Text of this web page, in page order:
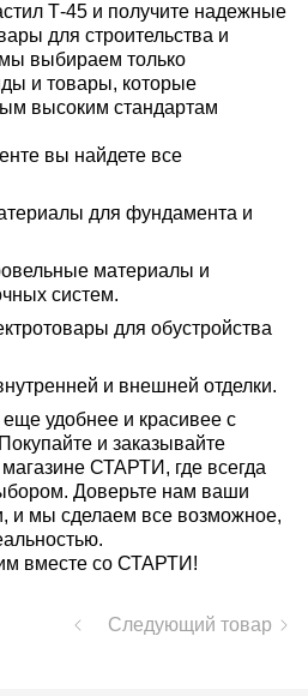
Т-45 и получите надежные
для строительства и
выбираем только
и товары, которые
высоким стандартам
вы найдете все
для фундамента и
материалы и
систем.
для обустройства
и внешней отделки.
удобнее и красивее с
и заказывайте
СТАРТИ, где всегда
Доверьте нам ваши
и мы сделаем все возможное,
вместе со СТАРТИ!
Следующий товар